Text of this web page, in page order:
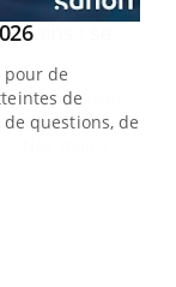
Youtube
pour de
de
questions, de